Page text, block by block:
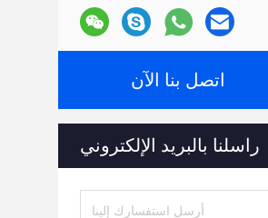
اتصل بنا الآن
راسلنا بالبريد الإلكتروني